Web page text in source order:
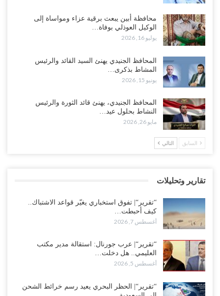
ملفات المال والنفط..!
أغسطس 5, 2026
النفط تلتف حول أفريقيا وسفن تعلن: “لا توجد شحنة…
أغسطس 4, 2026
مليون برميل يشعل غضب حضرموت..!
أغسطس 4, 2026
مدير مكتب العليمي يقدم استقالته.. والخلافات تعصف بالرئاسي وصراع
“تعز“| وسط إعادة رسم النفوذ السعودي.. الإصلاح يجدد اتهامه لطارق
بالتهريب وعينه على المحافظ..!
أغسطس 4, 2026
“شبوة“| مع تحشيدات عسكرية تنذر بجولة جديدة مع السعودية.. الإمارات
تعيد تحشيد قواتها في أهم سواحل اليمن على البحر…
أغسطس 4, 2026
أغسطس 4, 2026
محافظة أبين يبعث برقية عزاء ومواساة إلى
الوكيل العوذلي بوفاة…
يوليو 16, 2026
المحافظ الجنيدي يهنئ السيد القائد والرئيس
المشاط بذكرى…
يونيو 15, 2026
المحافظ الجنيدي، يهنئ قائد الثورة والرئيس
النشاط بحلول عيد…
مايو 26, 2026
السابق التالي
تقارير وتحليلات
“تقرير“| تفوق استخباري يغيّر قواعد الاشتباك..
كيف أحبطت…
أغسطس 7, 2026
“تقرير“| عرب جورنال: استقالة مدير مكتب
العليمي.. هل دخلت…
أغسطس 5, 2026
“تقرير“| الحظر البحري يعيد رسم خرائط الشحن